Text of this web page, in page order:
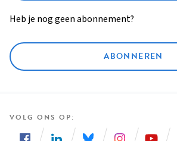
Heb je nog geen abonnement?
ABONNEREN
VOLG ONS OP